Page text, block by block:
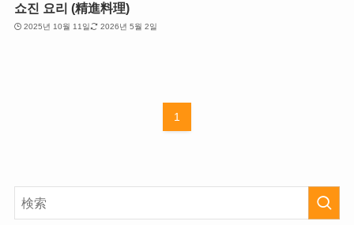
쇼진 요리 (精進料理)
2025년 10월 11일 2026년 5월 2일
1